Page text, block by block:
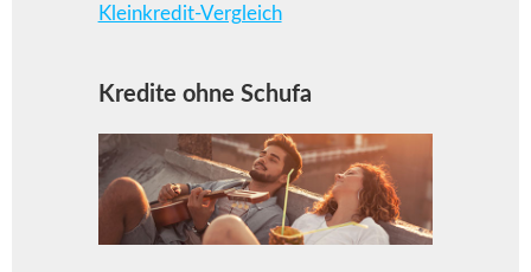
Kleinkredit-Vergleich
Kredite ohne Schufa